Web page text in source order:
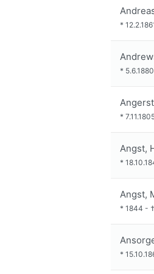
*
* 5.6.1880
*
Angst,
*
Angst,
* 1844 - †
*